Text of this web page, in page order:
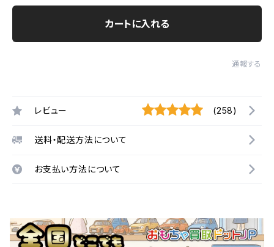
カートに入れる
通報する
レビュー (258)
送料・配送方法について
お支払い方法について